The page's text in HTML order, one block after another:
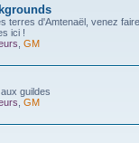
terres d'Amtenaël, venez
ici !
GM
guildes
GM